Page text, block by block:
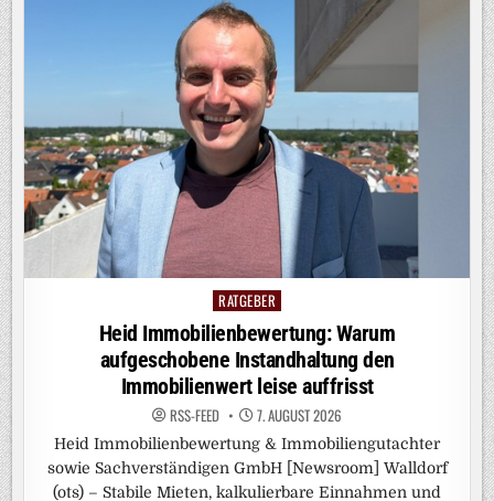
Posted
in
RATGEBER
Heid Immobilienbewertung: Warum
aufgeschobene Instandhaltung den
Immobilienwert leise auffrisst
RSS-FEED 7. AUGUST 2026
Heid Immobilienbewertung & Immobiliengutachter
sowie Sachverständigen GmbH [Newsroom] Walldorf
(ots) – Stabile Mieten, kalkulierbare Einnahmen und